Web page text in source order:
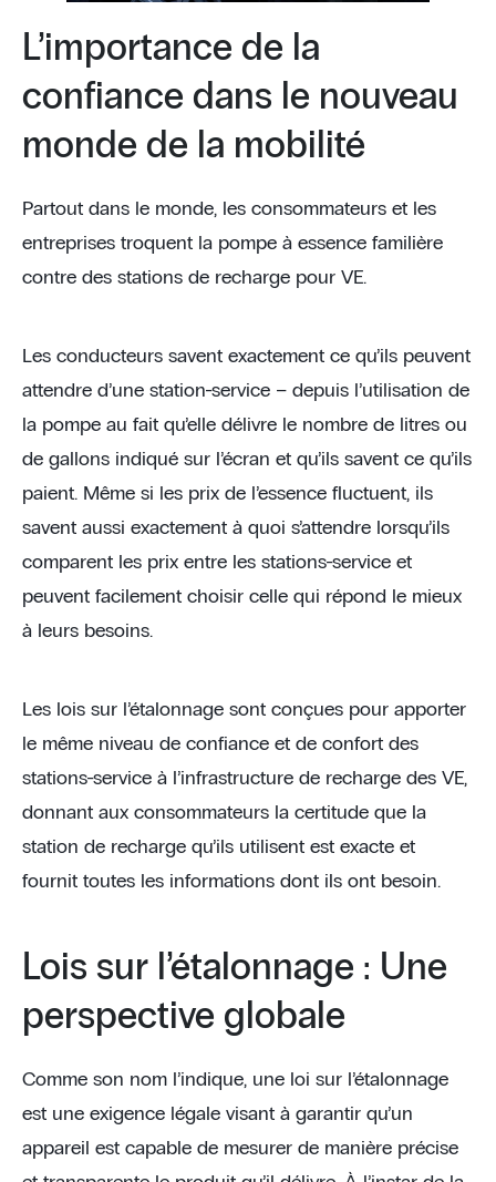
L’importance de la
confiance dans le nouveau
monde de la mobilité
Partout dans le monde, les consommateurs et les
entreprises troquent la pompe à essence familière
contre des stations de recharge pour VE.
Les conducteurs savent exactement ce qu’ils peuvent
attendre d’une station-service – depuis l’utilisation de
la pompe au fait qu’elle délivre le nombre de litres ou
de gallons indiqué sur l’écran et qu’ils savent ce qu’ils
paient. Même si les prix de l’essence fluctuent, ils
savent aussi exactement à quoi s’attendre lorsqu’ils
comparent les prix entre les stations-service et
peuvent facilement choisir celle qui répond le mieux
à leurs besoins.
Les lois sur l’étalonnage sont conçues pour apporter
le même niveau de confiance et de confort des
stations-service à l’infrastructure de recharge des VE,
donnant aux consommateurs la certitude que la
station de recharge qu’ils utilisent est exacte et
fournit toutes les informations dont ils ont besoin.
Lois sur l’étalonnage : Une
perspective globale
Comme son nom l’indique, une loi sur l’étalonnage
est une exigence légale visant à garantir qu’un
appareil est capable de mesurer de manière précise